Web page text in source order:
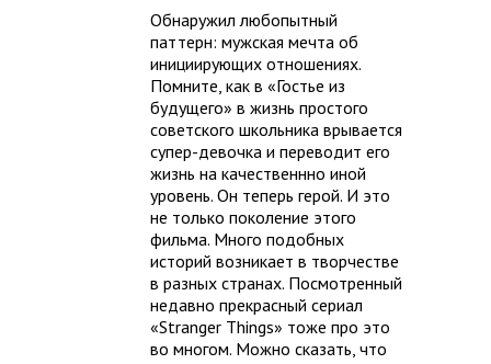
Обнаружил любопытный
паттерн: мужская мечта об
инициирующих отношениях.
Помните, как в «Гостье из
будущего» в жизнь простого
советского школьника врывается
супер-девочка и переводит его
жизнь на качественнно иной
уровень. Он теперь герой. И это
не только поколение этого
фильма. Много подобных
историй возникает в творчестве
в разных странах. Посмотренный
недавно прекрасный сериал
«Stranger Things» тоже про это
во многом. Можно сказать, что